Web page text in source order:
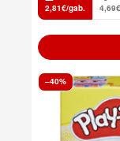
2,81€/gab.
–40%